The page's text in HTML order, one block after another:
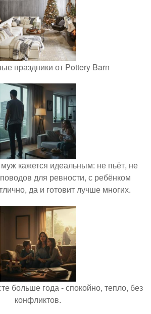
праздники от Pottery Barn
кажется идеальным: не пьёт, не
для ревности, с ребёнком
да и готовит лучше многих.
больше года - спокойно, тепло, без
конфликтов.